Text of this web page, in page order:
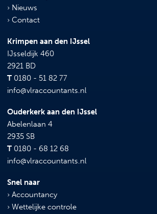
Nieuws
Contact
Krimpen aan den IJssel
IJsseldijk 460
2921 BD
T0180 - 51 82 77
info@vlraccountants.nl
Ouderkerk aan den IJssel
Abelenlaan 4
2935 SB
T0180 - 68 12 68
info@vlraccountants.nl
Snel naar
Accountancy
Wettelijke controle